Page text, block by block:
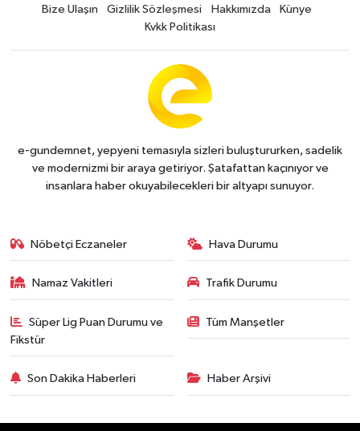
Bize Ulaşın Gizlilik Sözleşmesi Hakkımızda
Künye
Kvkk Politikası
e-gundemnet, yepyeni temasıyla sizleri buluştururken, sadelik
ve modernizmi bir araya getiriyor. Şatafattan kaçınıyor ve
insanlara haber okuyabilecekleri bir altyapı sunuyor.
Nöbetçi Eczaneler Hava Durumu
Namaz Vakitleri Trafik Durumu
Süper Lig Puan Durumu ve
Fikstür
Tüm Manşetler
Son Dakika Haberleri Haber Arşivi